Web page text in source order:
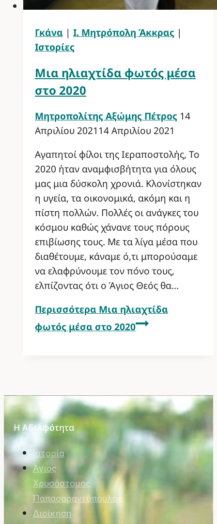
Γκάνα | Ι. Μητρόπολη Άκκρας |
Ιστορίες
Μια ηλιαχτίδα φωτός μέσα
στο 2020
Μητροπολίτης Αξώμης Πέτρος 14
Απριλίου 2021 14 Απριλίου 2021
Αγαπητοί φίλοι της Ιεραποστολής, Το
2020 ήταν αναμφισβήτητα για όλους
μας μια δύσκολη χρονιά. Κλονίστηκαν
η υγεία, τα οικονομικά, ακόμη και η
πίστη πολλών. Πολλές οι ανάγκες του
κόσμου καθώς χάνανε τους πόρους
επιβίωσης τους. Με τα λίγα μέσα που
διαθέτουμε, κάναμε ό,τι μπορούσαμε
να ελαφρύνουμε τον πόνο τους,
ελπίζοντας ότι ο Άγιος Θεός θα…
Περισσότερα Μια ηλιαχτίδα
φωτός μέσα στο 2020
Η Αδελφότητα
Ιστορία
Άγιος
Χρυσόστομος
Παπασαραντόπουλος
Διοίκηση